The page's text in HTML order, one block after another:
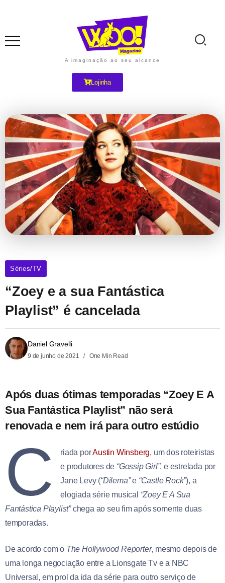
A imaginação ao seu alcance
Lojinha
Séries/TV
“Zoey e a sua Fantástica
Playlist” é cancelada
Daniel Gravelli
9 de junho de 2021 One Min Read
Após duas ótimas temporadas “Zoey E A
Sua Fantástica Playlist” não será
renovada e nem irá para outro estúdio
C riada porAustin Winsberg, um dos roteiristas
e produtores de “Gossip Girl”, e estrelada por
Jane Levy (“Dilema”e “Castle Rock”), a
elogiada série musical “Zoey E A Sua
Fantástica Playlist”chega ao seu fim após somente duas
temporadas.
De acordo com o The Hollywood Reporter, mesmo depois de
uma longa negociação entre a Lionsgate Tv e a NBC
Universal, em prol da ida da série para outro serviço de